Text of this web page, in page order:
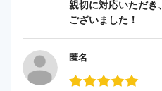
親切に対応いただき
ございました！
匿名